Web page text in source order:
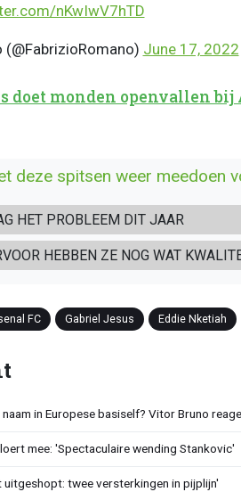
nKwIwV7hTD
June 17, 2022
doet monden openvallen
deze spitsen weer meedoen
HET PROBLEEM DIT JAAR
HEBBEN ZE NOG WAT
FC Gabriel Jesus Eddie Nketiah
naam in Europese basiself? Vitor Bruno
mee: 'Spectaculaire wending Stankovic'
uitgeshopt: twee versterkingen in pijplijn'